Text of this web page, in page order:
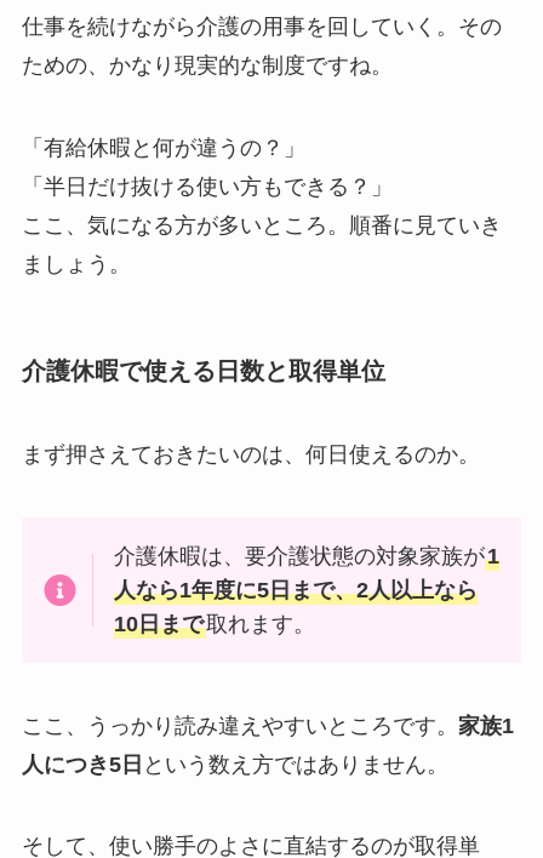
仕事を続けながら介護の用事を回していく。その
ための、かなり現実的な制度ですね。
「有給休暇と何が違うの？」
「半日だけ抜ける使い方もできる？」
ここ、気になる方が多いところ。順番に見ていき
ましょう。
介護休暇で使える日数と取得単位
まず押さえておきたいのは、何日使えるのか。
介護休暇は、要介護状態の対象家族が1
人なら1年度に5日まで、2人以上なら
10日まで取れます。
ここ、うっかり読み違えやすいところです。 家族1
人につき5日 という数え方ではありません。
そして、使い勝手のよさに直結するのが取得単